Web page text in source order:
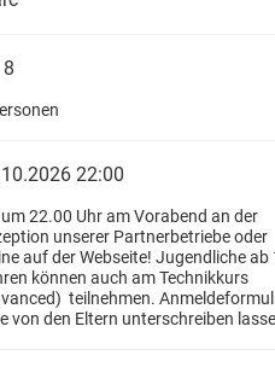
22:00
22.00 Uhr am Vorabend an der
unserer Partnerbetriebe oder
auf der Webseite! Jugendliche ab
können auch am Technikkurs
teilnehmen.
von den Eltern unterschreiben